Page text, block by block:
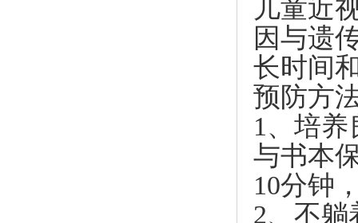
儿童近
因与遗
长时间
预防方
1、培
与书本
10分钟
2、不